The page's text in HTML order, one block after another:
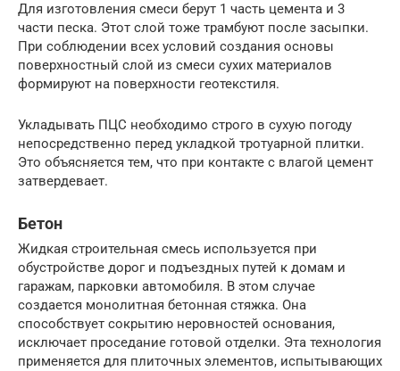
Для изготовления смеси берут 1 часть цемента и 3
части песка. Этот слой тоже трамбуют после засыпки.
При соблюдении всех условий создания основы
поверхностный слой из смеси сухих материалов
формируют на поверхности геотекстиля.
Укладывать ПЦС необходимо строго в сухую погоду
непосредственно перед укладкой тротуарной плитки.
Это объясняется тем, что при контакте с влагой цемент
затвердевает.
Бетон
Жидкая строительная смесь используется при
обустройстве дорог и подъездных путей к домам и
гаражам, парковки автомобиля. В этом случае
создается монолитная бетонная стяжка. Она
способствует сокрытию неровностей основания,
исключает проседание готовой отделки. Эта технология
применяется для плиточных элементов, испытывающих